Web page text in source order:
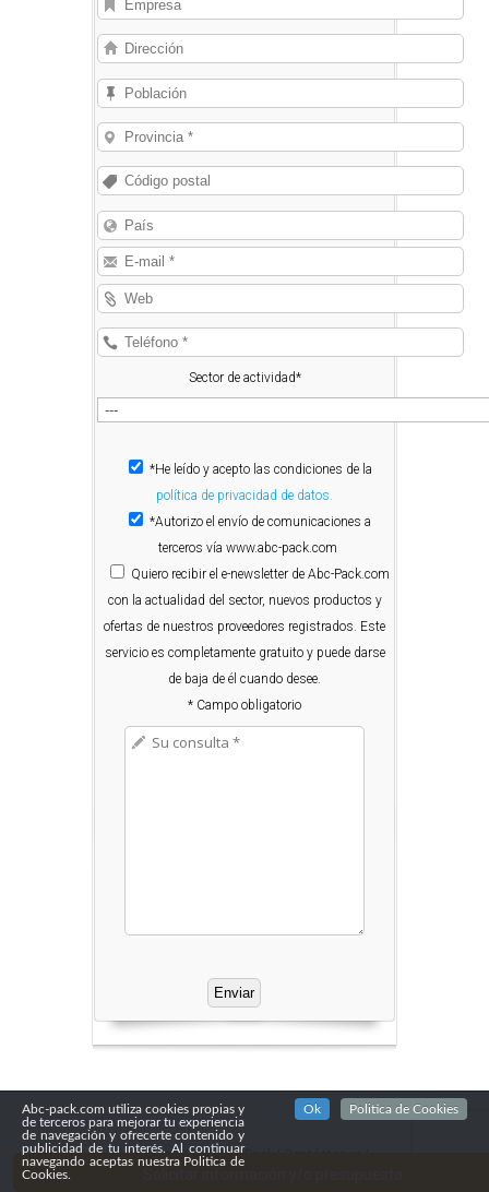
Sector de actividad*
*He leído y acepto las condiciones de la
política de privacidad de datos.
*Autorizo el envío de comunicaciones a
terceros vía www.abc-pack.com
Quiero recibir el e-newsletter de Abc-Pack.com
con la actualidad del sector, nuevos productos y
ofertas de nuestros proveedores registrados. Este
servicio es completamente gratuito y puede darse
de baja de él cuando desee.
* Campo obligatorio
Copyright© 2016Abc Pack
Confidencialidad
Abc-pack.com utiliza cookies propias y
de terceros para mejorar tu experiencia
de navegación y ofrecerte contenido y
publicidad de tu interés. Al continuar
navegando aceptas nuestra Politica de
Cookies.
Ok Politica de Cookies